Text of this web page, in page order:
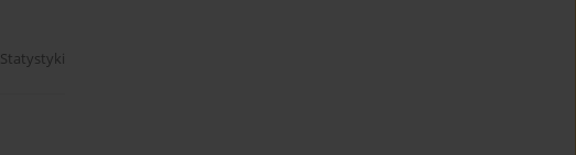
Statystyki